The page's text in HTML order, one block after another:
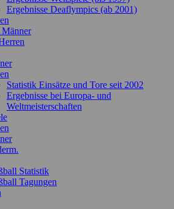
Ergebnisse Deaflympics (ab 2001)
Statistik Einsätze und Tore seit 2002
Ergebnisse bei Europa- und
Weltmeisterschaften
Statistik
Tagungen